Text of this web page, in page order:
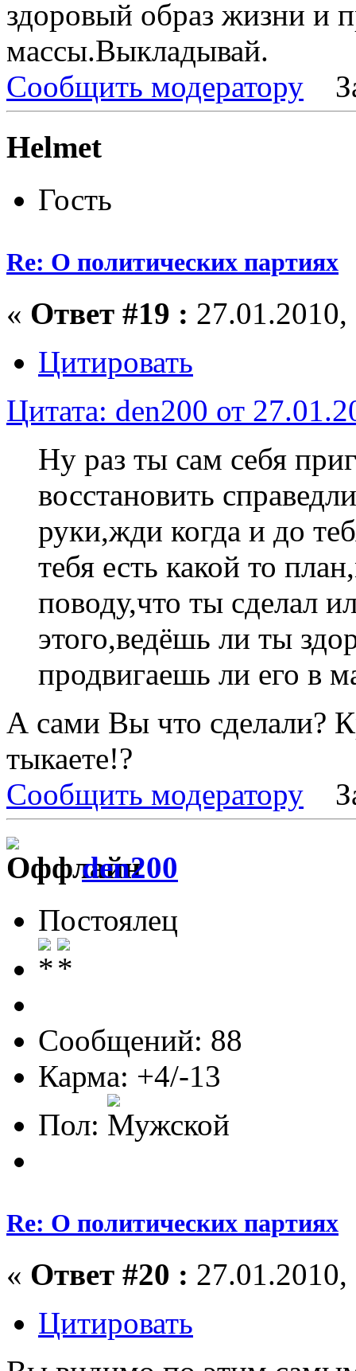
здоровый образ жизни и
массы.Выкладывай.
Сообщить модератору
Helmet
Гость
Re: О политических партиях
« Ответ #19 :
Цитировать
Цитата: den200 от
Ну раз ты сам себя
восстановить
руки,жди когда и до
тебя есть какой то
поводу,что ты сделал
этого,ведёшь ли ты
продвигаешь ли его в
А сами Вы что сделали?
тыкаете!?
Сообщить модератору
den200
Постоялец
Сообщений: 88
Карма: +4/-13
Пол:
Re: О политических партиях
« Ответ #20 :
Цитировать